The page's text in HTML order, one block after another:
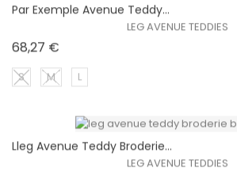
EXCLUSIVITÉ WEB !
EXCLUSIVITÉ WEB !
Par Exemple Avenue Teddy...
LEG AVENUE TEDDIES
68,27 €
S M L
Lleg Avenue Teddy Broderie...
LEG AVENUE TEDDIES